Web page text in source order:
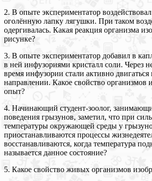
2. В опыте экспериментатор
оголённую лапку лягушки. При таком
одергивалась. Какая реакция организма
рисунке?
3. В опыте экспериментатор добавил в
в ней инфузориями кристалл соли. Через
время инфузории стали активно
направлении. Какое свойство организмов
опыт?
4. Начинающий студент-зоолог,
поведения грызунов, заметил, что при
температуры окружающей среды у
приостанавливаются процессы
восстанавливаются, когда температура
называется данное состояние?
5. Какое свойство живых организмов